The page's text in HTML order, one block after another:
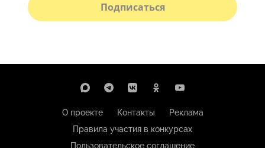
Подписаться
О проекте Контакты
Реклама
Правила участия в конкурсах
Пользовательское соглашение